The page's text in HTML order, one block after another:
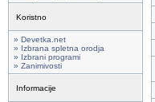
Koristno
» Devetka.net
» Izbrana spletna orodja
» Izbrani programi
» Zanimivosti
Informacije